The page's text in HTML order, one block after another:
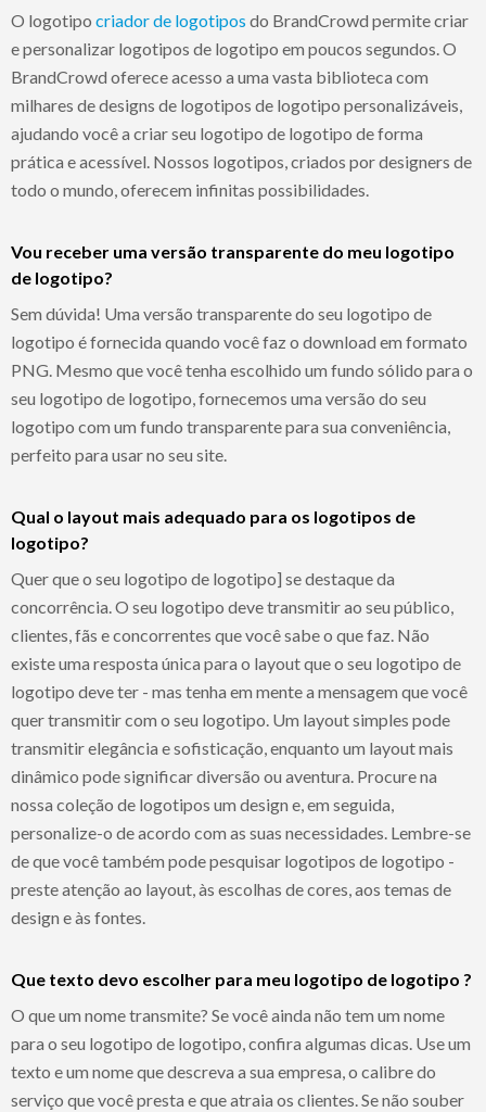
O logotipo criador de logotipos do BrandCrowd permite criar
e personalizar logotipos de logotipo em poucos segundos. O
BrandCrowd oferece acesso a uma vasta biblioteca com
milhares de designs de logotipos de logotipo personalizáveis,
ajudando você a criar seu logotipo de logotipo de forma
prática e acessível. Nossos logotipos, criados por designers de
todo o mundo, oferecem infinitas possibilidades.
Vou receber uma versão transparente do meu logotipo
de logotipo?
Sem dúvida! Uma versão transparente do seu logotipo de
logotipo é fornecida quando você faz o download em formato
PNG. Mesmo que você tenha escolhido um fundo sólido para o
seu logotipo de logotipo, fornecemos uma versão do seu
logotipo com um fundo transparente para sua conveniência,
perfeito para usar no seu site.
Qual o layout mais adequado para os logotipos de
logotipo?
Quer que o seu logotipo de logotipo] se destaque da
concorrência. O seu logotipo deve transmitir ao seu público,
clientes, fãs e concorrentes que você sabe o que faz. Não
existe uma resposta única para o layout que o seu logotipo de
logotipo deve ter - mas tenha em mente a mensagem que você
quer transmitir com o seu logotipo. Um layout simples pode
transmitir elegância e sofisticação, enquanto um layout mais
dinâmico pode significar diversão ou aventura. Procure na
nossa coleção de logotipos um design e, em seguida,
personalize-o de acordo com as suas necessidades. Lembre-se
de que você também pode pesquisar logotipos de logotipo -
preste atenção ao layout, às escolhas de cores, aos temas de
design e às fontes.
Que texto devo escolher para meu logotipo de logotipo ?
O que um nome transmite? Se você ainda não tem um nome
para o seu logotipo de logotipo, confira algumas dicas. Use um
texto e um nome que descreva a sua empresa, o calibre do
serviço que você presta e que atraia os clientes. Se não souber